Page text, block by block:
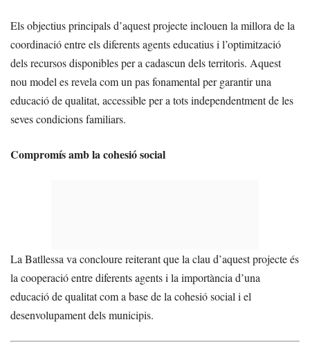
Els objectius principals d’aquest projecte inclouen la millora de la
coordinació entre els diferents agents educatius i l’optimització
dels recursos disponibles per a cadascun dels territoris. Aquest
nou model es revela com un pas fonamental per garantir una
educació de qualitat, accessible per a tots independentment de les
seves condicions familiars.
Compromís amb la cohesió social
La Batllessa va concloure reiterant que la clau d’aquest projecte és
la cooperació entre diferents agents i la importància d’una
educació de qualitat com a base de la cohesió social i el
desenvolupament dels municipis.